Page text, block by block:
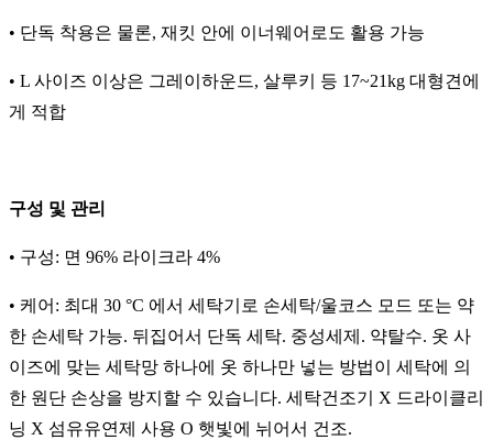
• 단독 착용은 물론, 재킷 안에 이너웨어로도 활용 가능
• L 사이즈 이상은 그레이하운드, 살루키 등 17~21kg 대형견에
게 적합
구성 및 관리
• 구성: 면 96% 라이크라 4%
• 케어: 최대 30 °C 에서 세탁기로 손세탁/울코스 모드 또는 약
한 손세탁 가능. 뒤집어서 단독 세탁. 중성세제. 약탈수. 옷 사
이즈에 맞는 세탁망 하나에 옷 하나만 넣는 방법이 세탁에 의
한 원단 손상을 방지할 수 있습니다. 세탁건조기 X 드라이클리
닝 X 섬유유연제 사용 O 햇빛에 뉘어서 건조.